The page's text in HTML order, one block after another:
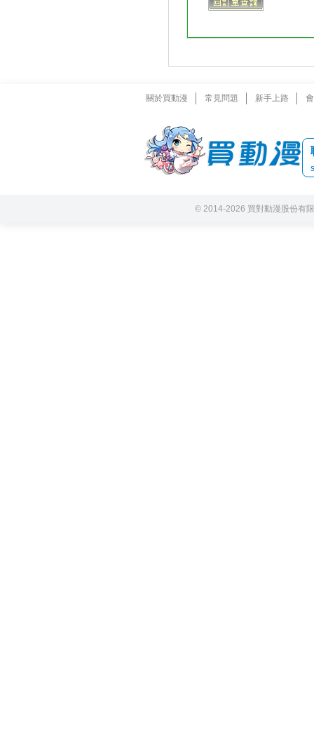
關於買動漫 常見問題 新手上路
© 2014-2026 買對動漫股份有